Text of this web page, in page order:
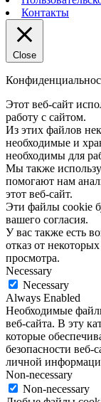
Контакты
Close
Этот веб-сайт
работу с сайтом.
Из этих файлов
необходимые и
необходимы для
Мы также
помогают нам
этот веб-сайт.
Эти файлы cookie
вашего согласия.
У вас также есть
отказ от
просмотра.
Necessary
Necessary
Always Enabled
Необходимые
веб-сайта. В эту
которые
безопасности веб-
личной
Non-necessary
Non-necessary